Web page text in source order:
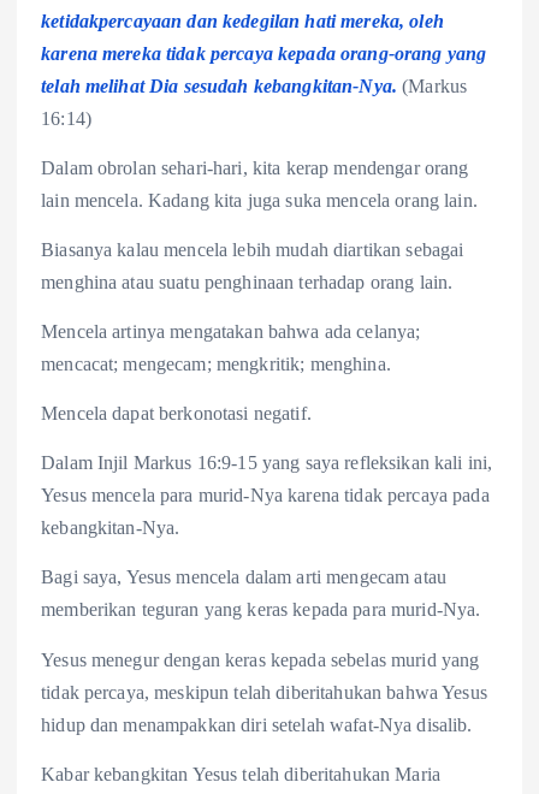
ketidakpercayaan dan kedegilan hati mereka, oleh
karena mereka tidak percaya kepada orang-orang yang
telah melihat Dia sesudah kebangkitan-Nya. (Markus
16:14)
Dalam obrolan sehari-hari, kita kerap mendengar orang
lain mencela. Kadang kita juga suka mencela orang lain.
Biasanya kalau mencela lebih mudah diartikan sebagai
menghina atau suatu penghinaan terhadap orang lain.
Mencela artinya mengatakan bahwa ada celanya;
mencacat; mengecam; mengkritik; menghina.
Mencela dapat berkonotasi negatif.
Dalam Injil Markus 16:9-15 yang saya refleksikan kali ini,
Yesus mencela para murid-Nya karena tidak percaya pada
kebangkitan-Nya.
Bagi saya, Yesus mencela dalam arti mengecam atau
memberikan teguran yang keras kepada para murid-Nya.
Yesus menegur dengan keras kepada sebelas murid yang
tidak percaya, meskipun telah diberitahukan bahwa Yesus
hidup dan menampakkan diri setelah wafat-Nya disalib.
Kabar kebangkitan Yesus telah diberitahukan Maria